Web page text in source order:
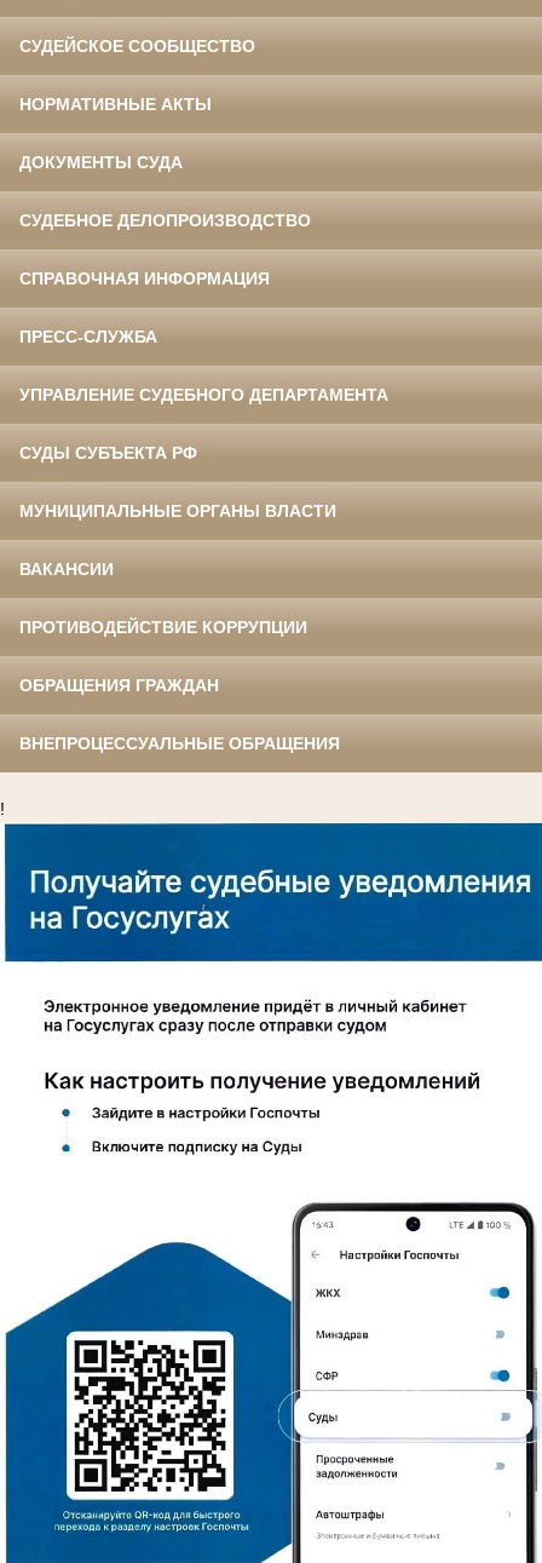
СУДЕЙСКОЕ СООБЩЕСТВО
НОРМАТИВНЫЕ АКТЫ
ДОКУМЕНТЫ СУДА
СУДЕБНОЕ ДЕЛОПРОИЗВОДСТВО
СПРАВОЧНАЯ ИНФОРМАЦИЯ
ПРЕСС-СЛУЖБА
УПРАВЛЕНИЕ СУДЕБНОГО ДЕПАРТАМЕНТА
СУДЫ СУБЪЕКТА РФ
МУНИЦИПАЛЬНЫЕ ОРГАНЫ ВЛАСТИ
ВАКАНСИИ
ПРОТИВОДЕЙСТВИЕ КОРРУПЦИИ
ОБРАЩЕНИЯ ГРАЖДАН
ВНЕПРОЦЕССУАЛЬНЫЕ ОБРАЩЕНИЯ
!